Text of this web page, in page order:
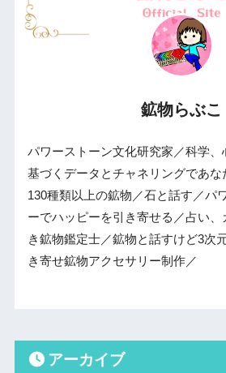
鉱物らぶこ
パワーストーン文化研究家／科学、
基づくデータとチャネリングであな
130種類以上の鉱物／石と話す／パ
ーでハッピーを引き寄せる／占い
き鉱物鑑定士／鉱物と話すけど3次
き寄せ鉱物アクセサリー制作／
アーカイブ